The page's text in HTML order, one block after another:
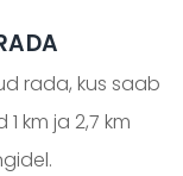
rada, kus saab
km ja 2,7 km